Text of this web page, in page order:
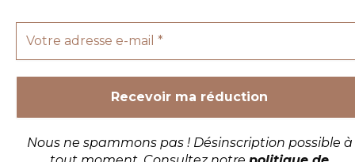
Nous ne spammons pas ! Désinscription possible à